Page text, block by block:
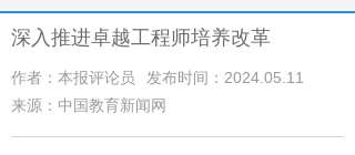
深入推进卓越工程师培养改革
作者：本报评论员
发布时间：2024.05.11
来源：中国教育新闻网